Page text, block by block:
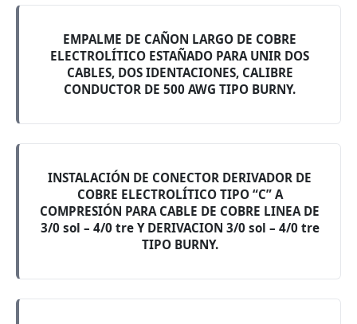
EMPALME DE CAÑON LARGO DE COBRE
ELECTROLÍTICO ESTAÑADO PARA UNIR DOS
CABLES, DOS IDENTACIONES, CALIBRE
CONDUCTOR DE 500 AWG TIPO BURNY.
INSTALACIÓN DE CONECTOR DERIVADOR DE
COBRE ELECTROLÍTICO TIPO “C” A
COMPRESIÓN PARA CABLE DE COBRE LINEA DE
3/0 sol – 4/0 tre Y DERIVACION 3/0 sol – 4/0 tre
TIPO BURNY.